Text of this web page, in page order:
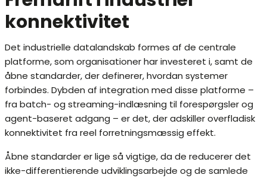
konnektivitet
Det industrielle datalandskab formes af de centrale
platforme, som organisationer har investeret i, samt de
åbne standarder, der definerer, hvordan systemer
forbindes. Dybden af integration med disse platforme –
fra batch- og streaming-indlæsning til forespørgsler og
agent-baseret adgang – er det, der adskiller overfladisk
konnektivitet fra reel forretningsmæssig effekt.
Åbne standarder er lige så vigtige, da de reducerer det
ikke-differentierende udviklingsarbejde og de samlede